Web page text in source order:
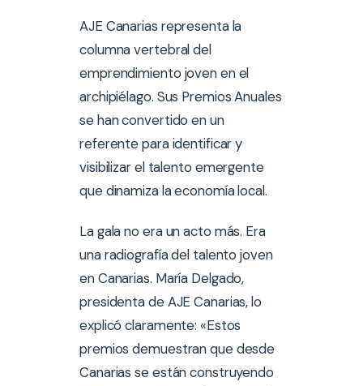
AJE Canarias representa la
columna vertebral del
emprendimiento joven en el
archipiélago. Sus Premios Anuales
se han convertido en un
referente para identificar y
visibilizar el talento emergente
que dinamiza la economía local.
La gala no era un acto más. Era
una radiografía del talento joven
en Canarias. María Delgado,
presidenta de AJE Canarias, lo
explicó claramente: «Estos
premios demuestran que desde
Canarias se están construyendo